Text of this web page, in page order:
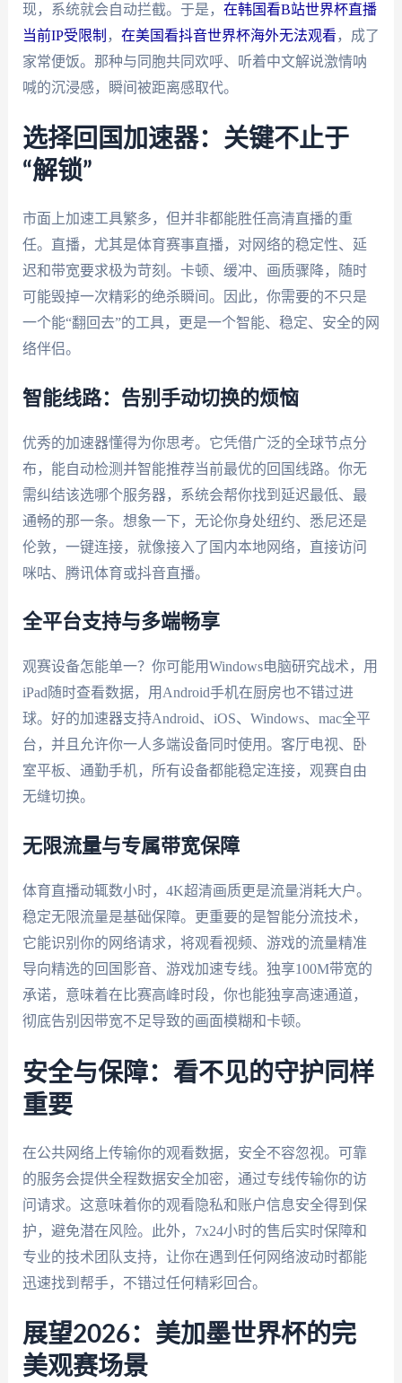
现，系统就会自动拦截。于是， 在韩国看B站世界杯直播
当前IP受限制 ， 在美国看抖音世界杯海外无法观看 ，成了
家常便饭。那种与同胞共同欢呼、听着中文解说激情呐
喊的沉浸感，瞬间被距离感取代。
选择回国加速器：关键不止于
“解锁”
市面上加速工具繁多，但并非都能胜任高清直播的重
任。直播，尤其是体育赛事直播，对网络的稳定性、延
迟和带宽要求极为苛刻。卡顿、缓冲、画质骤降，随时
可能毁掉一次精彩的绝杀瞬间。因此，你需要的不只是
一个能“翻回去”的工具，更是一个智能、稳定、安全的网
络伴侣。
智能线路：告别手动切换的烦恼
优秀的加速器懂得为你思考。它凭借广泛的全球节点分
布，能自动检测并智能推荐当前最优的回国线路。你无
需纠结该选哪个服务器，系统会帮你找到延迟最低、最
通畅的那一条。想象一下，无论你身处纽约、悉尼还是
伦敦，一键连接，就像接入了国内本地网络，直接访问
咪咕、腾讯体育或抖音直播。
全平台支持与多端畅享
观赛设备怎能单一？你可能用Windows电脑研究战术，用
iPad随时查看数据，用Android手机在厨房也不错过进
球。好的加速器支持Android、iOS、Windows、mac全平
台，并且允许你一人多端设备同时使用。客厅电视、卧
室平板、通勤手机，所有设备都能稳定连接，观赛自由
无缝切换。
无限流量与专属带宽保障
体育直播动辄数小时，4K超清画质更是流量消耗大户。
稳定无限流量是基础保障。更重要的是智能分流技术，
它能识别你的网络请求，将观看视频、游戏的流量精准
导向精选的回国影音、游戏加速专线。独享100M带宽的
承诺，意味着在比赛高峰时段，你也能独享高速通道，
彻底告别因带宽不足导致的画面模糊和卡顿。
安全与保障：看不见的守护同样
重要
在公共网络上传输你的观看数据，安全不容忽视。可靠
的服务会提供全程数据安全加密，通过专线传输你的访
问请求。这意味着你的观看隐私和账户信息安全得到保
护，避免潜在风险。此外，7x24小时的售后实时保障和
专业的技术团队支持，让你在遇到任何网络波动时都能
迅速找到帮手，不错过任何精彩回合。
展望2026：美加墨世界杯的完
美观赛场景